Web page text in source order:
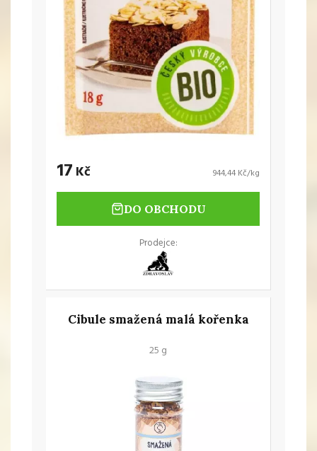
17Kč 944,44 Kč/kg
DO OBCHODU
Prodejce:
Cibule smažená malá kořenka
25 g